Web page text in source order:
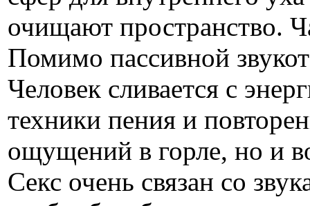
очищают пространство.
Помимо пассивной
Человек сливается с
техники пения и
ощущений в горле, но и
Секс очень связан со